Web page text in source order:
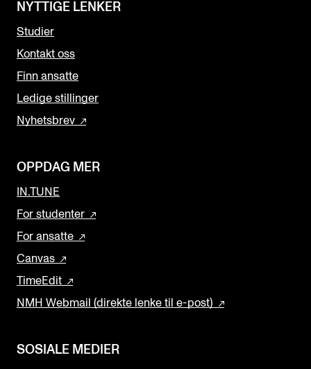
NYTTIGE LENKER
Studier
Kontakt oss
Finn ansatte
Ledige stillinger
Nyhetsbrev
OPPDAG MER
IN.TUNE
For studenter
For ansatte
Canvas
TimeEdit
NMH Webmail (direkte lenke til e-post)
SOSIALE MEDIER